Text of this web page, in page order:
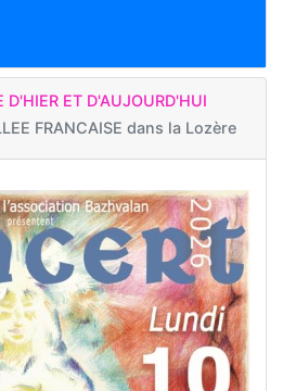
D'HIER ET D'AUJOURD'HUI
FRANCAISE dans la Lozère